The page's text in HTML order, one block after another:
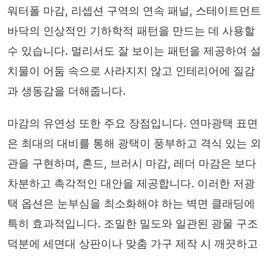
워터폴 마감, 리셉션 구역의 연속 패널, 스테이트먼트
바닥의 인상적인 기하학적 패턴을 만드는 데 사용할
수 있습니다. 멀리서도 잘 보이는 패턴을 제공하여 설
치물이 어둠 속으로 사라지지 않고 인테리어에 질감
과 생동감을 더해줍니다.
마감의 유연성 또한 주요 장점입니다. 연마광택 표면
은 최대의 대비를 통해 광택이 풍부하고 격식 있는 외
관을 구현하며, 혼드, 브러시 마감, 레더 마감은 보다
차분하고 촉각적인 대안을 제공합니다. 이러한 저광
택 옵션은 눈부심을 최소화해야 하는 벽면 클래딩에
특히 효과적입니다. 조밀한 밀도와 일관된 광물 구조
덕분에 세면대 상판이나 맞춤 가구 제작 시 깨끗하고